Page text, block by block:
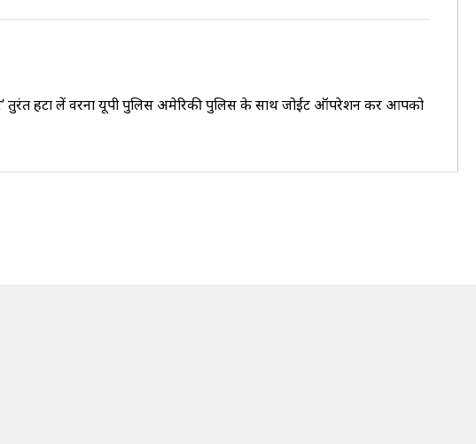
तुरंत हटा लें वरना यूपी पुलिस अमेरिकी पुलिस के साथ जोईंट ऑपरेशन कर आपको